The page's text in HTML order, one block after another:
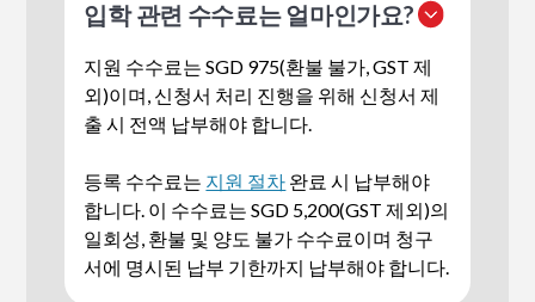
입학 관련 수수료는 얼마인가요?
지원 수수료는 SGD 975(환불 불가, GST 제
외)이며, 신청서 처리 진행을 위해 신청서 제
출 시 전액 납부해야 합니다.
등록 수수료는 지원 절차 완료 시 납부해야
합니다. 이 수수료는 SGD 5,200(GST 제외)의
일회성, 환불 및 양도 불가 수수료이며 청구
서에 명시된 납부 기한까지 납부해야 합니다.